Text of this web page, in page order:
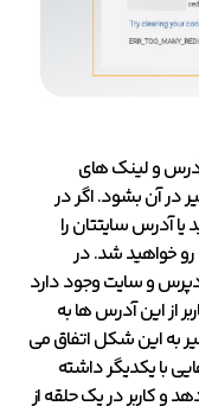
و لینک های
در آن بشود. اگر در
آدرس سایتتان را
رو خواهید شد. در
و سایت وجود دارد
از این آدرس ها به
به این شکل اتفاق می
با یکدیگر داشته
و کاربر در یک حلقه از